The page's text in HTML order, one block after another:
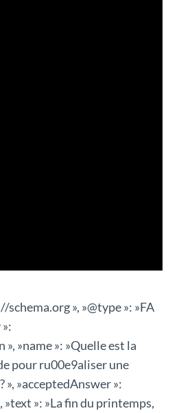
», »@type »: »FA
», »name »: »Quelle est la
pour ru00e9aliser une
», »acceptedAnswer »:
»text »: »La fin du printemps,